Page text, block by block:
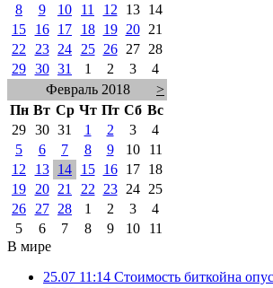
8
9 10 11 12 13
14
15
16 17 18 19 20
21
22
23 24 25 26 27
28
29 30 31 1 2 3
4
Февраль 2018
>
Пн Вт Ср Чт Пт Сб Вс
29 30 31 1 2 3
4
5
6 7 8 9 10
11
12
13 14 15 16 17
18
19
20 21 22 23 24
25
26
27 28 1 2 3
4
5
6 7 8 9 10
11
В мире
25.07 11:14 Стоимость биткойна